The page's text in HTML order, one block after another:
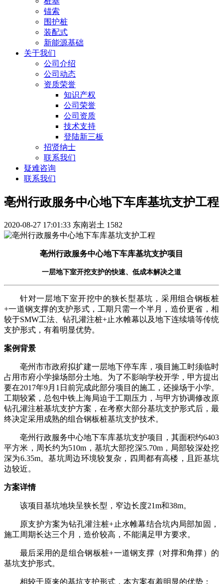
锚索
围护桩
装配式
新能源基础
关于我们
公司介绍
公司动态
资质荣誉
知识产权
公司荣誉
公司资质
技术支持
登陆新三板
招贤纳士
联系我们
疑难咨询
联系我们
亳州行政服务中心地下车库基坑支护工程
2020-08-27 17:01:33 东南岩土 1582
亳州行政服务中心地下车库基坑支护项目
一层地下室开挖支护的快速、低成本解决之道
针对一层地下室开挖中的狭长型基坑，采用组合钢板桩
+一道钢支撑的支护形式，工期只需一个半月，造价更省，相
较于SMW工法、钻孔灌注桩+止水帷幕以及地下连续墙等传统
支护形式，有着明显优势。
案例背景
亳州市市政府拟扩建一层地下停车库，项目施工时须临时
占用市府小学操场部分土地。为了不影响学校开学，甲方提出
要在2017年9月1日前完成此部分项目的施工，还操场于小学。
工期较紧，总包中铁上海局迫于工期压力，与甲方协调修改原
钻孔灌注桩基坑支护方案，在考察大部分基坑支护形式后，最
终决定采用成熟的组合钢板桩基坑支护技术。
亳州行政服务中心地下车库基坑支护项目，其面积约6403
平方米，周长约为510m，基坑大部挖深5.70m，局部较深处挖
深为6.35m。基坑周边环境较复杂，四周都有高楼，且距基坑
边较近。
方案详情
该项目基坑地块呈狭长型，窄边长度21m和38m。
原支护方案为钻孔灌注桩+止水帷幕结合坑内局部加固，
施工周期长达三个月，造价较高，不能满足甲方要求。
最后采用的是组合钢板桩+一道钢支撑（对撑和角撑）的
基坑支护形式。
相较于原来的基坑支护形式，本方案有着明显的优势：